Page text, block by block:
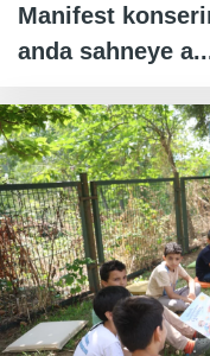
Manifest
anda sahneye